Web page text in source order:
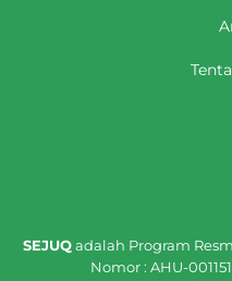
SEJUQadalah Program
Nomor : AHU-